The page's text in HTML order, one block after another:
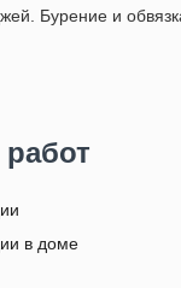
Бурение и
в доме